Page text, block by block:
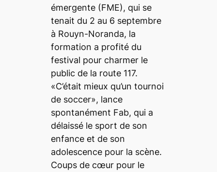
émergente (FME), qui se
tenait du 2 au 6 septembre
à Rouyn-Noranda, la
formation a profité du
festival pour charmer le
public de la route 117.
«C’était mieux qu’un tournoi
de soccer», lance
spontanément Fab, qui a
délaissé le sport de son
enfance et de son
adolescence pour la scène.
Coups de cœur pour le